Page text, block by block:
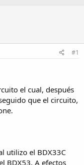
#1
el cual, después
que el circuito,
utilizo el BDX33C
BDX53. A efectos